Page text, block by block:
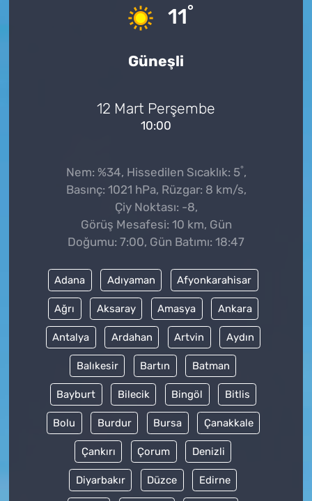
11°
Güneşli
12 Mart Perşembe
10:00
Nem: %34, Hissedilen Sıcaklık: 5°,
Basınç: 1021 hPa, Rüzgar: 8 km/s,
Çiy Noktası: -8,
Görüş Mesafesi: 10 km, Gün
Doğumu: 7:00, Gün Batımı: 18:47
Adana Adıyaman Afyonkarahisar
Ağrı Aksaray Amasya Ankara
Antalya Ardahan Artvin Aydın
Balıkesir Bartın Batman
Bayburt Bilecik Bingöl Bitlis
Bolu Burdur Bursa Çanakkale
Çankırı Çorum Denizli
Diyarbakır Düzce Edirne